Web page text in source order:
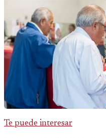
Te puede interesar